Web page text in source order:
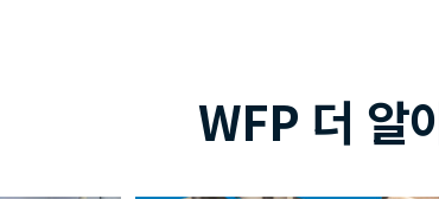
WFP 더 알